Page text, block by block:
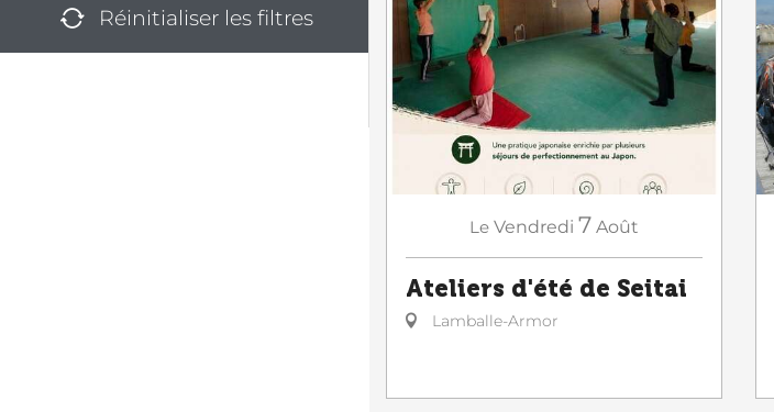
Réinitialiser les filtres
Le Vendredi 7 Août
Ateliers d'été de Seitai
Lamballe-Armor